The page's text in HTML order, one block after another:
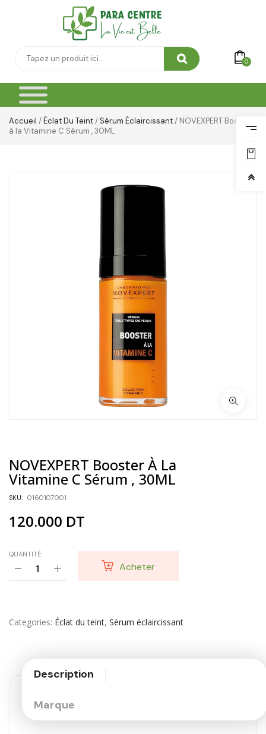
0
Accueil /Éclat Du Teint/Sérum Éclaircissant/ NOVEXPERT Booster
à la Vitamine C Sérum , 30ML
NOVEXPERT Booster À La
Vitamine C Sérum , 30ML
SKU: 0160107001
120.000 DT
QUANTITÉ:
Acheter
Categories Éclat du teint, Sérum éclaircissant
Description
Marque